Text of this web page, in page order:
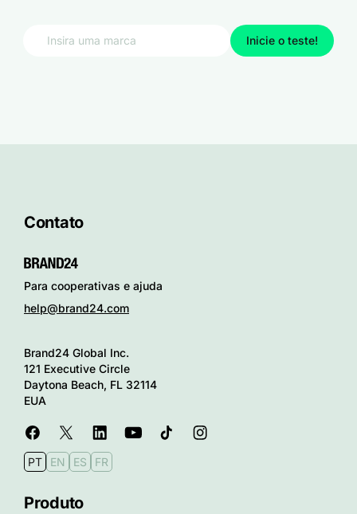
Inicie o teste!
Contato
Para cooperativas e ajuda
help@brand24.com
Brand24 Global Inc.
121 Executive Circle
Daytona Beach, FL 32114
EUA
PT EN ES FR
Produto